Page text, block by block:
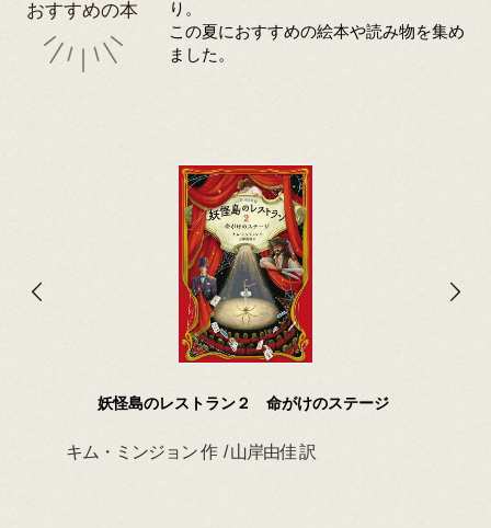
おすすめの本
り。
この夏におすすめの絵本や読み物を集め
ました。
妖怪島のレストラン２ 命がけのステージ
キム・ミンジョン 作 / 山岸由佳 訳